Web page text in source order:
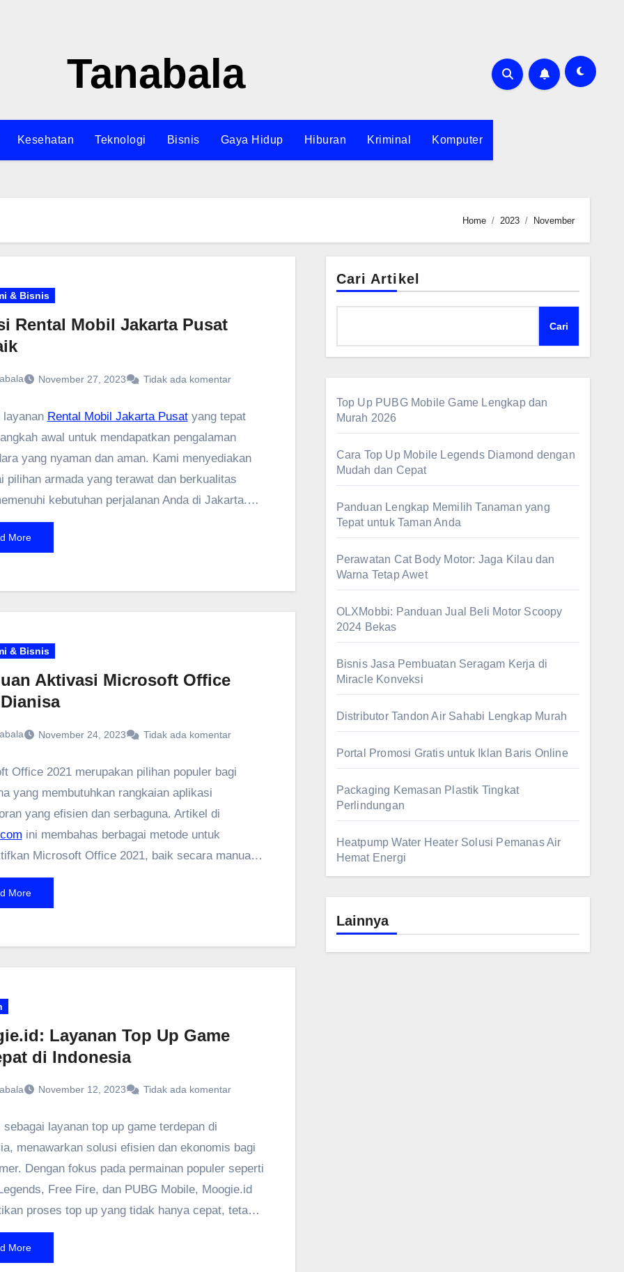
Tanabala
Kesehatan Teknologi Bisnis Gaya Hidup Hiburan Kriminal Komputer
Home 2023 November
& Bisnis
Rental Mobil Jakarta Pusat
November 27, 2023 Tidak ada komentar
layanan Rental Mobil Jakarta Pusatyang tepat
awal untuk mendapatkan pengalaman
yang nyaman dan aman. Kami menyediakan
pilihan armada yang terawat dan berkualitas
kebutuhan perjalanan Anda di Jakarta.
profesional dan harga bersaing, kami
untuk memberikan solusi sewa mobil yang
More
& Bisnis
Aktivasi Microsoft Office
November 24, 2023 Tidak ada komentar
Office 2021 merupakan pilihan populer bagi
yang membutuhkan rangkaian aplikasi
yang efisien dan serbaguna. Artikel di
ini membahas berbagai metode untuk
Microsoft Office 2021, baik secara manual
dengan menggunakan aplikasi tambahan. Kami
langkah-langkah yang jelas dan mudah
More
Layanan Top Up Game
di Indonesia
November 12, 2023 Tidak ada komentar
sebagai layanan top up game terdepan di
menawarkan solusi efisien dan ekonomis bagi
Dengan fokus pada permainan populer seperti
Free Fire, dan PUBG Mobile, Moogie.id
proses top up yang tidak hanya cepat, tetapi
dan legal. Keunggulan layanan ini terletak pada
yang memungkinkan transaksi
More
Cari Artikel
Cari
Top Up PUBG Mobile Game Lengkap dan
Murah 2026
Cara Top Up Mobile Legends Diamond dengan
Mudah dan Cepat
Panduan Lengkap Memilih Tanaman yang
Tepat untuk Taman Anda
Perawatan Cat Body Motor: Jaga Kilau dan
Warna Tetap Awet
OLXMobbi: Panduan Jual Beli Motor Scoopy
2024 Bekas
Bisnis Jasa Pembuatan Seragam Kerja di
Miracle Konveksi
Distributor Tandon Air Sahabi Lengkap Murah
Portal Promosi Gratis untuk Iklan Baris Online
Packaging Kemasan Plastik Tingkat
Perlindungan
Heatpump Water Heater Solusi Pemanas Air
Hemat Energi
Lainnya